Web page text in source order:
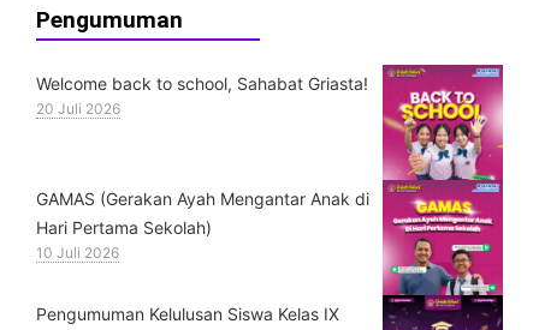
Pengumuman
Welcome back to school, Sahabat Griasta!
20 Juli 2026
GAMAS (Gerakan Ayah Mengantar Anak di
Hari Pertama Sekolah)
10 Juli 2026
Pengumuman Kelulusan Siswa Kelas IX